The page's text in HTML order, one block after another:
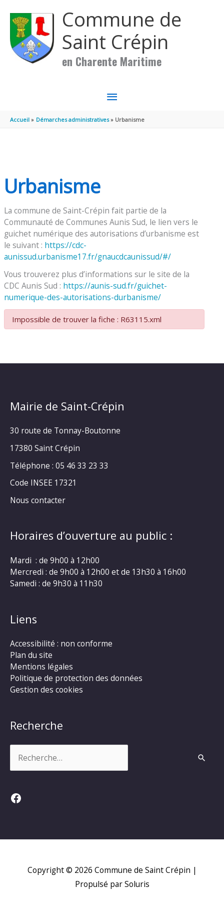
Commune de
Saint Crépin
en Charente Maritime
MENU
PRINCIPAL
Accueil Démarches administratives Urbanisme
Urbanisme
La commune de Saint-Crépin fait partie de la
Communauté de Communes Aunis Sud, le lien vers le
guichet numérique des autorisations d’urbanisme est
le suivant : https://cdc-
aunissud.urbanisme17.fr/gnaucdcaunissud/#/
Vous trouverez plus d’informations sur le site de la
CDC Aunis Sud : https://aunis-sud.fr/guichet-
numerique-des-autorisations-durbanisme/
Impossible de trouver la fiche : R63115.xml
Mairie de Saint-Crépin
30 route de Tonnay-Boutonne
17380 Saint Crépin
Téléphone : 05 46 33 23 33
Code INSEE 17321
Nous contacter
Horaires d’ouverture au public :
Mardi : de 9h00 à 12h00
Mercredi : de 9h00 à 12h00 et de 13h30 à 16h00
Samedi : de 9h30 à 11h30
Liens
Accessibilité : non conforme
Plan du site
Mentions légales
Politique de protection des données
Gestion des cookies
Recherche
Facebook
Copyright © 2026 Commune de Saint Crépin |
Propulsé par Soluris